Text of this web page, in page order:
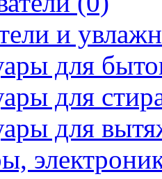
и
для
для
для